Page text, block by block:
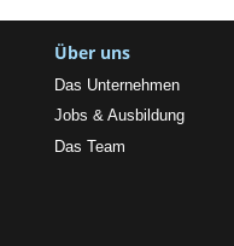
Über uns
Das Unternehmen
Jobs & Ausbildung
Das Team